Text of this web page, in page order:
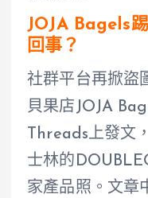
JOJA Bagels
回事？
社群平台再掀盜
貝果店JOJA
Threads上發文
士林的
家產品照。文章